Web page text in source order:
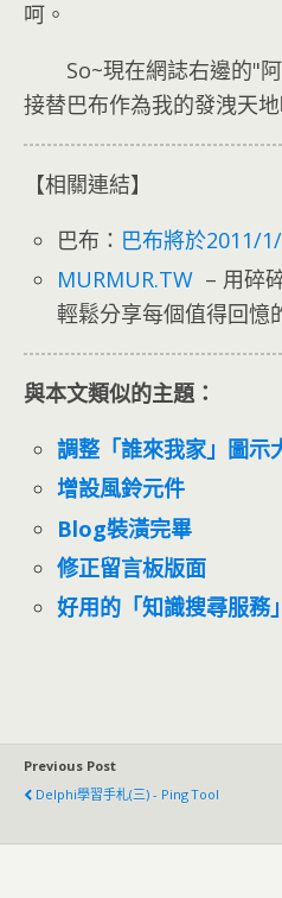
呵。
So~現在網誌右邊的"
接替巴布作為我的發洩天地
【相關連結】
巴布： 巴布將於2011/
MURMUR.TW – 用碎
輕鬆分享每個值得回憶
與本文類似的主題：
調整「誰來我家」圖示
增設風鈴元件
Blog裝潢完畢
修正留言板版面
好用的「知識搜尋服務
Previous Post
Delphi學習手札(三) - Ping Tool